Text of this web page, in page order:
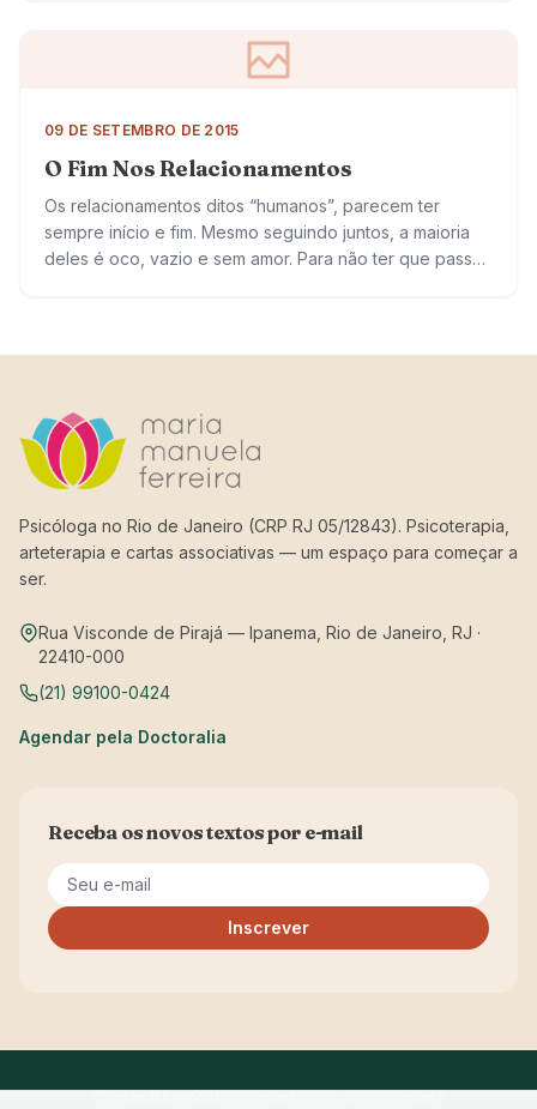
09 DE SETEMBRO DE 2015
O Fim Nos Relacionamentos
Os relacionamentos ditos “humanos”, parecem ter
sempre início e fim. Mesmo seguindo juntos, a maioria
deles é oco, vazio e sem amor. Para não ter que passar
Psicóloga no Rio de Janeiro (CRP RJ 05/12843). Psicoterapia,
arteterapia e cartas associativas — um espaço para começar a
ser.
Rua Visconde de Pirajá — Ipanema, Rio de Janeiro, RJ ·
22410-000
(21) 99100-0424
Agendar pela Doctoralia
Receba os novos textos por e-mail
Seu e-mail
Inscrever